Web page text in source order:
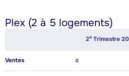
Plex (2 à 5 logements)
2E Trimestre
Ventes 0